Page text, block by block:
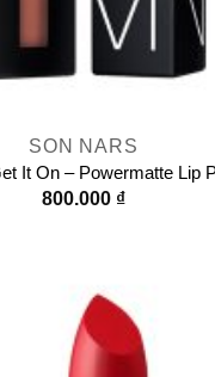
SON NARS
It On – Powermatte Lip
800.000 ₫